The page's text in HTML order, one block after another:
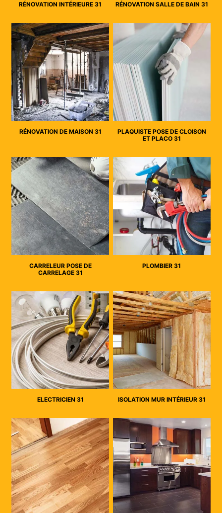
RÉNOVATION INTÉRIEURE 31 RÉNOVATION SALLE DE BAIN 31
RÉNOVATION DE MAISON 31
PLAQUISTE POSE DE CLOISON
ET PLACO 31
CARRELEUR POSE DE
CARRELAGE 31
PLOMBIER 31
ELECTRICIEN 31 ISOLATION MUR INTÉRIEUR 31